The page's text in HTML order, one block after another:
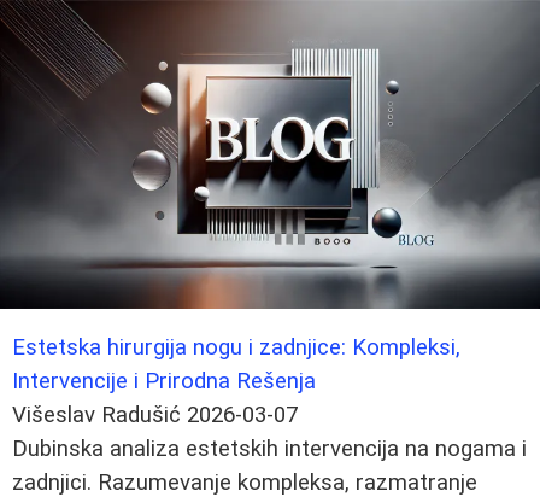
Estetska hirurgija nogu i zadnjice: Kompleksi,
Intervencije i Prirodna Rešenja
Višeslav Radušić 2026-03-07
Dubinska analiza estetskih intervencija na nogama i
zadnjici. Razumevanje kompleksa, razmatranje